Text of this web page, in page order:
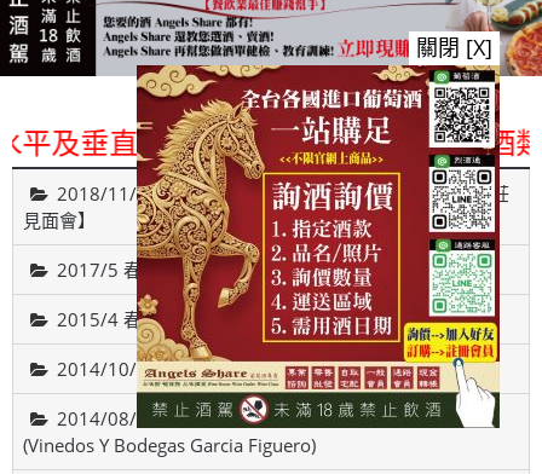
及垂直整合、一次購足」各國進口酒類
2018/11/26【Monday Red 之 遇見葡萄牙古城貴族酒莊
見面會】
2017/5 春之氣泡酒試飲博覽會
2015/4 春之氣泡酒試飲博覽會
2014/10/18智利-威帝偉士酒廠品酒會(VALDIVIESO)
2014/08/22 西班牙斗羅河產區，費加洛酒莊品酒會
(Vinedos Y Bodegas Garcia Figuero)
關閉 [X]